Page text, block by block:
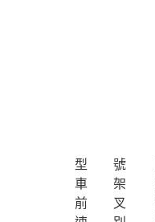
型 號
車 架
前 叉